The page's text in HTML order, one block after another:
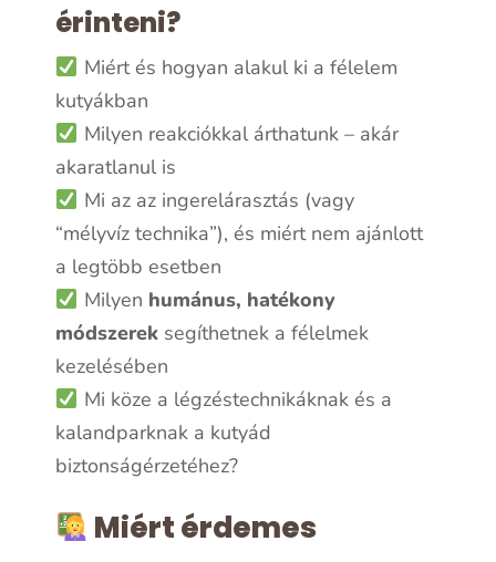
érinteni?
Miért és hogyan alakul ki a félelem
kutyákban
Milyen reakciókkal árthatunk – akár
akaratlanul is
Mi az az ingerelárasztás (vagy
“mélyvíz technika”), és miért nem ajánlott
a legtöbb esetben
Milyen humánus, hatékony
módszerek segíthetnek a félelmek
kezelésében
Mi köze a légzéstechnikáknak és a
kalandparknak a kutyád
biztonságérzetéhez?
Miért érdemes